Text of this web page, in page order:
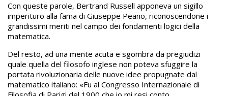
Con queste parole, Bertrand Russell apponeva un sigillo
imperituro alla fama di Giuseppe Peano, riconoscendone i
grandissimi meriti nel campo dei fondamenti logici della
matematica.
Del resto, ad una mente acuta e sgombra da pregiudizi
quale quella del filosofo inglese non poteva sfuggire la
portata rivoluzionaria delle nuove idee propugnate dal
matematico italiano: «Fu al Congresso Internazionale di